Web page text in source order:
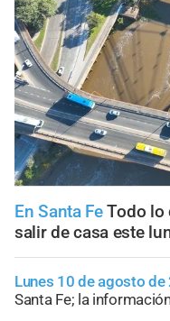
En Santa FeTodo lo
salir de casa este
Lunes 10 de agosto de
Santa Fe; la